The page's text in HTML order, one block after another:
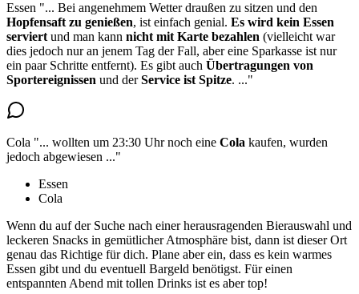
Essen "... Bei angenehmem Wetter draußen zu sitzen und den
Hopfensaft zu genießen, ist einfach genial. Es wird kein Essen
serviertund man kann nicht mit Karte bezahlen (vielleicht war
dies jedoch nur an jenem Tag der Fall, aber eine Sparkasse ist nur
ein paar Schritte entfernt). Es gibt auch Übertragungen von
Sportereignissen und derService ist Spitze. ..."
Cola "... wollten um 23:30 Uhr noch eine Cola kaufen, wurden
jedoch abgewiesen ..."
Essen
Cola
Wenn du auf der Suche nach einer herausragenden Bierauswahl und
leckeren Snacks in gemütlicher Atmosphäre bist, dann ist dieser Ort
genau das Richtige für dich. Plane aber ein, dass es kein warmes
Essen gibt und du eventuell Bargeld benötigst. Für einen
entspannten Abend mit tollen Drinks ist es aber top!